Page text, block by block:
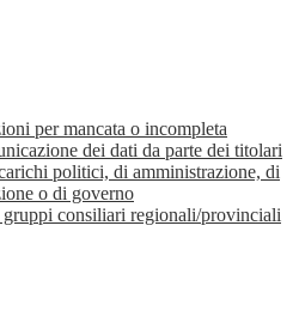
per mancata o incompleta
dei dati da parte dei titolari
politici, di amministrazione, di
o di governo
consiliari regionali/provinciali